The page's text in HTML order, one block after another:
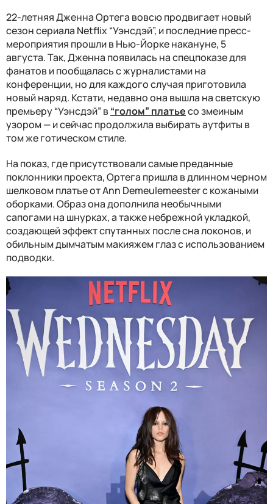
22-летняя Дженна Ортега вовсю продвигает новый
сезон сериала Netflix “Уэнсдэй”, и последние пресс-
мероприятия прошли в Нью-Йорке накануне, 5
августа. Так, Дженна появилась на спецпоказе для
фанатов и пообщалась с журналистами на
конференции, но для каждого случая приготовила
новый наряд. Кстати, недавно она вышла на светскую
премьеру “Уэнсдэй” в“голом” платьесо змеиным
узором — и сейчас продолжила выбирать аутфиты в
том же готическом стиле.
На показ, где присутствовали самые преданные
поклонники проекта, Ортега пришла в длинном черном
шелковом платье от Ann Demeulemeester с кожаными
оборками. Образ она дополнила необычными
сапогами на шнурках, а также небрежной укладкой,
создающей эффект спутанных после сна локонов, и
обильным дымчатым макияжем глаз с использованием
подводки.